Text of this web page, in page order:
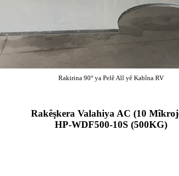
Rakirina 90° ya Pelê Alî yê Kabîna RV
Rakêşkera Valahiya AC (10
HP-WDF500-10S (500KG)